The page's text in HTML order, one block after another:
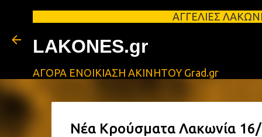
ΑΓΓΕΛΙΕΣ ΛΑΚΩΝΙΑΣ
LAKONES.gr
ΑΓΟΡΑ ΕΝΟΙΚΙΑΣΗ ΑΚΙΝΗΤΟΥ Grad.gr
Νέα Κρούσματα Λακωνία 16/